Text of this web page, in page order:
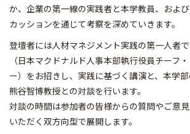
か、企業の第一線の実践者と本学教員、およ
カッションを通じて考察を深めていきます。
登壇者には人材マネジメント実践の第一人者
（日本マクドナルド人事本部執行役員チーフ
ー）をお招きし、実践に基づく講演と、本学部
熊谷智博教授との対談を行います。
対談の時間は参加者の皆様からの質問やご意
いただく双方向型で展開します。